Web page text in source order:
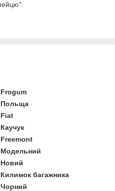
Frogum
Польща
Fiat
Каучук
Freemont
Модельний
Новий
Килимок багажника
Чорний